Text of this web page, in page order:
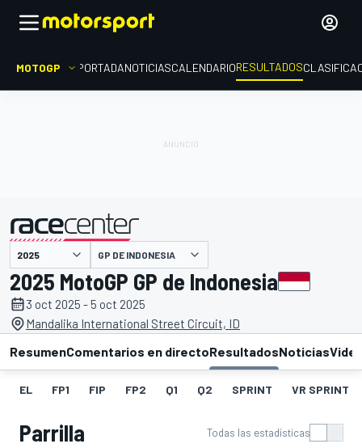
MOTOGP PORTADANOTICIASCALENDARIORESULTADOS
presentado por GP DE INDONESIA
2025 MotoGP GP de Indonesia
3 oct 2025 - 5 oct 2025
Mandalika International Street Circuit, ID
ResumenComentarios en directoResultadosNoticias
EL FP1 FIP FP2 Q1 Q2 SPRINT VR SPRINT
Parrilla Todas las estadísticas